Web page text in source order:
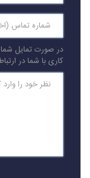
در صورت تمایل
کاری با شما در